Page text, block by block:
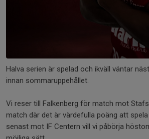
Halva serien är spelad och ikväll väntar
innan sommaruppehållet.
Vi reser till Falkenberg för match mot
match där det är värdefulla poäng att
senast mot IF Centern vill vi påbörja